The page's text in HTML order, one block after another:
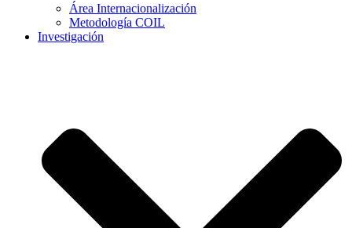
Área Internacionalización
Metodología COIL
Investigación